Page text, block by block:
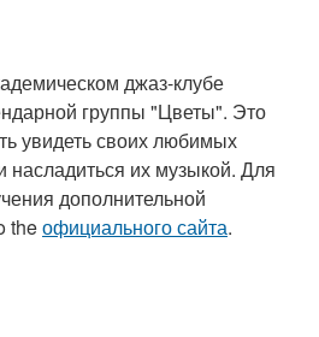
джаз-клубе
группы "Цветы". Это
увидеть своих любимых
насладиться их музыкой. Для
дополнительной
theофициального сайта.